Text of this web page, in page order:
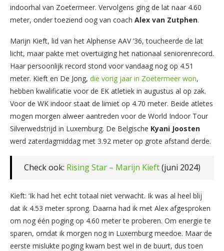
indoorhal van Zoetermeer. Vervolgens ging de lat naar 4.60
meter, onder toeziend oog van coach Alex van Zutphen.
Marijn Kieft, lid van het Alphense AAV ’36, toucheerde de lat
licht, maar pakte met overtuiging het nationaal seniorenrecord.
Haar persoonlijk record stond voor vandaag nog op 4.51
meter. Kieft en De Jong, die vorig jaar in Zoetermeer won,
hebben kwalificatie voor de EK atletiek in augustus al op zak.
Voor de WK indoor staat de limiet op 4.70 meter. Beide atletes
mogen morgen alweer aantreden voor de World Indoor Tour
Silverwedstrijd in Luxemburg. De Belgische Kyani Joosten
werd zaterdagmiddag met 3.92 meter op grote afstand derde.
Check ook: Rising Star – Marijn Kieft(juni 2024)
Kieft: ‘Ik had het echt totaal niet verwacht. Ik was al heel blij
dat ik 4.53 meter sprong. Daarna had ik met Alex afgesproken
om nog één poging op 4.60 meter te proberen. Om energie te
sparen, omdat ik morgen nog in Luxemburg meedoe. Maar de
eerste mislukte poging kwam best wel in de buurt, dus toen